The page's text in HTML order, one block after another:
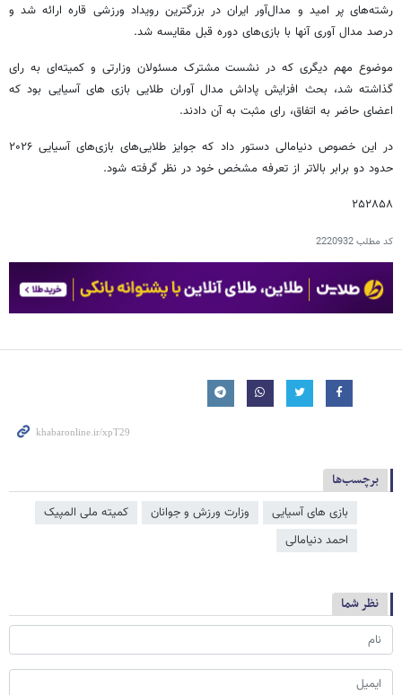
رشته‌های پر امید و مدال‌آور ایران در بزرگترین رویداد ورزشی قاره ارائه شد و
درصد مدال آوری آنها با بازی‌های دوره قبل مقایسه شد.
موضوع مهم دیگری که در نشست مشترک مسئولان وزارتی و کمیته‌ای به رای
گذاشته شد، بحث افزایش پاداش مدال آوران طلایی بازی های آسیایی بود که
اعضای حاضر به اتفاق، رای مثبت به آن دادند.
در این خصوص دنیامالی دستور داد که جوایز طلایی‌های بازی‌های آسیایی ۲۰۲۶
حدود دو برابر بالاتر از تعرفه مشخص خود در نظر گرفته شود.
۲۵۲۸۵۸
کد مطلب2220932
برچسب‌ها
بازی های آسیایی وزارت ورزش و جوانان
کمیته ملی المپیک
احمد دنیامالی
نظر شما